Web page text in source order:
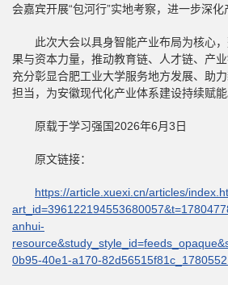
会嘉宾开展“包河行”实地考察，进一步深化
此次大会以具身智能产业布局为核心
果与资本力量，推动教育链、人才链、产业
充分彰显合肥工业大学服务地方发展、助
担当，为安徽现代化产业体系建设持续赋能
原载于学习强国2026年6月3日
原文链接：
https://article.xuexi.cn/articles/
anhui-
0b95-40e1-a170-